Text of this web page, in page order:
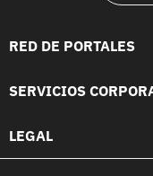
RED DE PORTALES
SERVICIOS
LEGAL